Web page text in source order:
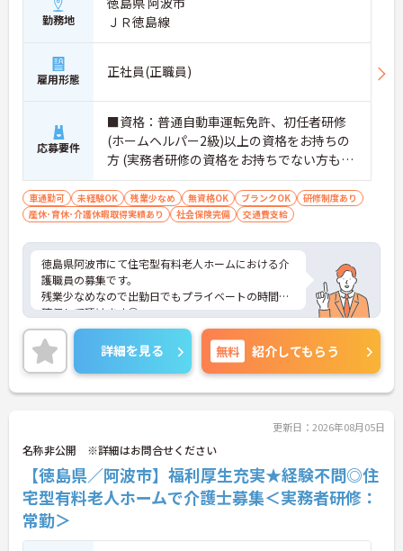
勤務地
ＪＲ徳島線
雇用形態 正社員(正職員)
応募要件
■資格：普通自動車運転免許、初任者研修
(ホームヘルパー2級)以上の資格をお持ちの
方 (実務者研修の資格をお持ちでない方もご
応募可能です) ■経験：不問
車通勤可 未経験OK 残業少なめ 無資格OK ブランクOK
研修制度あり
産休･育休･介護休暇取得実績あり
社会保険完備 交通費支給
徳島県阿波市にて住宅型有料老人ホームにおける介
護職員の募集です。
残業少なめなので出勤日でもプライベートの時間を
確保して頂けます◎
またマイカー通勤OK 無料駐車場完備なので、通勤
のストレスが少ないのも嬉しいポイントです。
今回の募集は経験不問なので、資格取り立ての方で
も応募可能です★
ご興味ある方には、面接対策ポイントなど、詳細を
詳細を見る 無料 紹介してもらう
更新日：2026年08月05日
名称非公開 ※詳細はお問合せください
【徳島県／阿波市】福利厚生充実★経験不問◎住
宅型有料老人ホームで介護士募集＜実務者研修：
常勤＞